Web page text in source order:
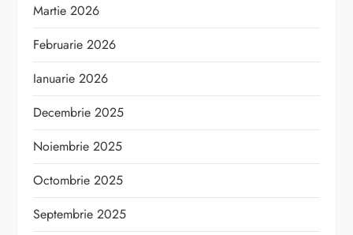
Martie 2026
Februarie 2026
Ianuarie 2026
Decembrie 2025
Noiembrie 2025
Octombrie 2025
Septembrie 2025